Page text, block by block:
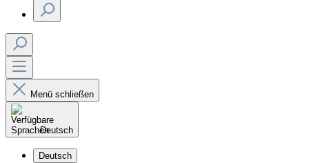
Menü schließen
Deutsch
Deutsch